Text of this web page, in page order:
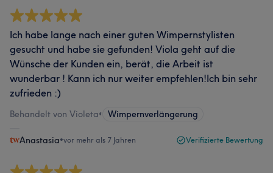
Ich habe lange nach einer guten Wimpernstylisten
gesucht und habe sie gefunden! Viola geht auf die
Wünsche der Kunden ein, berät, die Arbeit ist
wunderbar ! Kann ich nur weiter empfehlen!Ich bin sehr
zufrieden :)
Behandelt von Violeta• Wimpernverlängerung
Anastasia•vor mehr als 7 Jahren Verifizierte Bewertung